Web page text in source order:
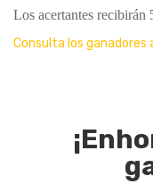
Los acertantes recibirán
Consulta los ganadores